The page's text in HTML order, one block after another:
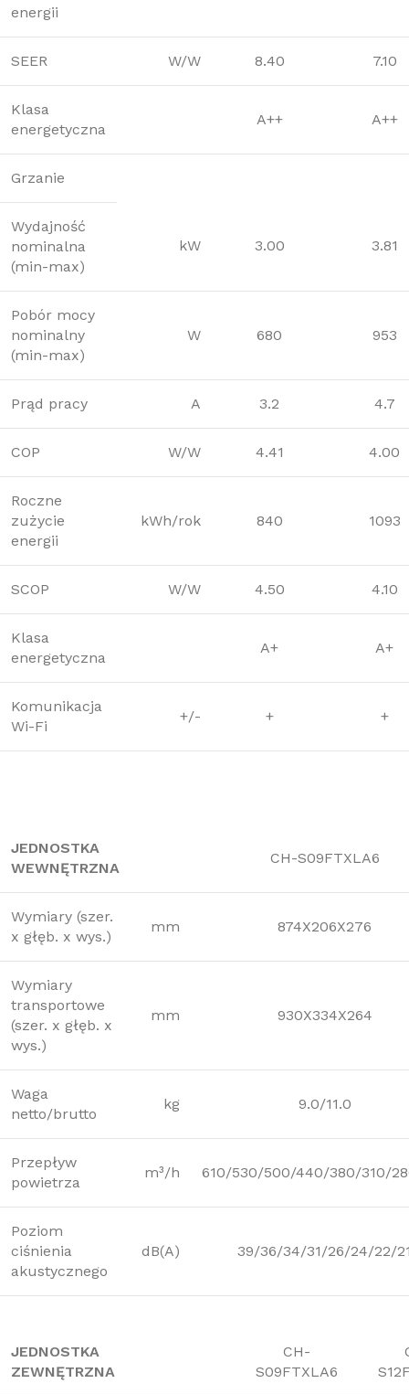
energii
SEER W/W 8.40 7.10
Klasa
energetyczna
A++ A++
Grzanie
Wydajność
nominalna
(min-max)
kW 3.00 3.81
Pobór mocy
nominalny
(min-max)
W 680 953
Prąd pracy A 3.2 4.7
COP W/W 4.41 4.00
Roczne
zużycie
energii
kWh/rok 840 1093
SCOP W/W 4.50 4.10
Klasa
energetyczna
A+ A+
Komunikacja
Wi-Fi
+/- + +
JEDNOSTKA
WEWNĘTRZNA
CH-S09FTXLA6
Wymiary (szer.
x głęb. x wys.)
mm 874X206X276
Wymiary
transportowe
(szer. x głęb. x
wys.)
mm 930X334X264
Waga
netto/brutto
kg 9.0/11.0
Przepływ
powietrza
m³/h 610/530/500/440/380/310/
Poziom
ciśnienia
akustycznego
dB(A) 39/36/34/31/26/24/22/
JEDNOSTKA
ZEWNĘTRZNA
CH-
S09FTXLA6